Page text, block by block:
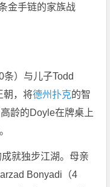
金手链的家族战
）与儿子Todd
朝，将德州扑克的智
龄的Doyle在牌桌上
就独步江湖。母亲
Bonyadi（4